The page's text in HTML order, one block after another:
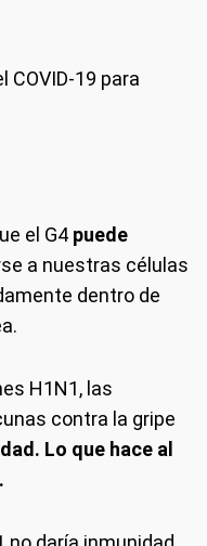
COVID-19 para
el G4 puede
a nuestras células
dentro de
H1N1, las
contra la gripe
Lo que hace al